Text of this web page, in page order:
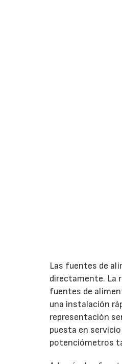
Las fuentes de
directamente. La
fuentes de
una instalación
representación
puesta en
potenciómetros